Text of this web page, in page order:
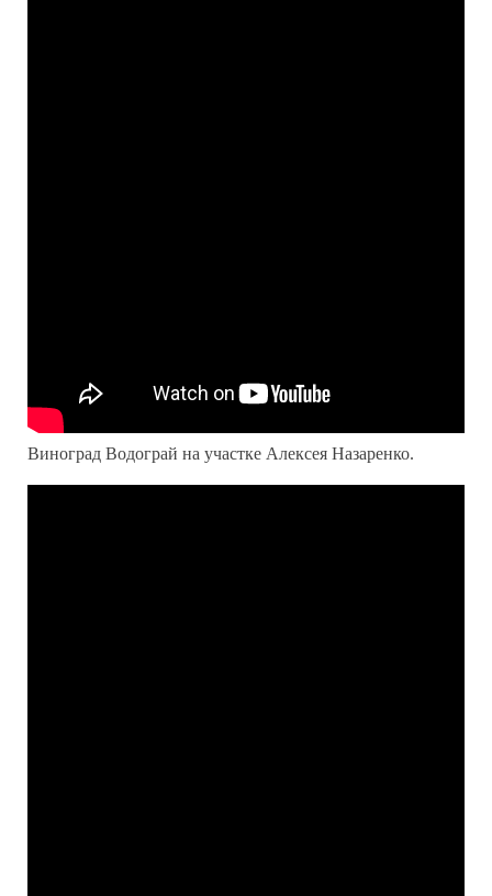
Виноград Водограй на участке Алексея Назаренко.